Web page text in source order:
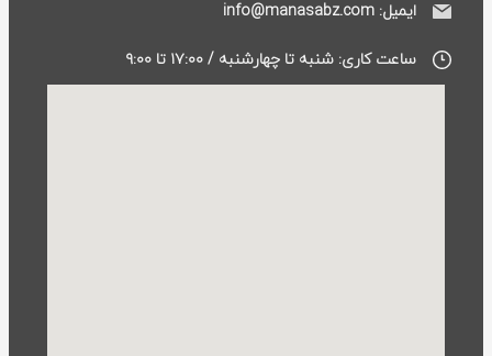
ایمیل: info@manasabz.com
ساعت کاری: شنبه تا چهارشنبه / ۱۷:۰۰ تا ۹:۰۰